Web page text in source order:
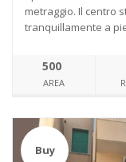
metraggio. Il centro
tranquillamente a
500
AREA
Buy